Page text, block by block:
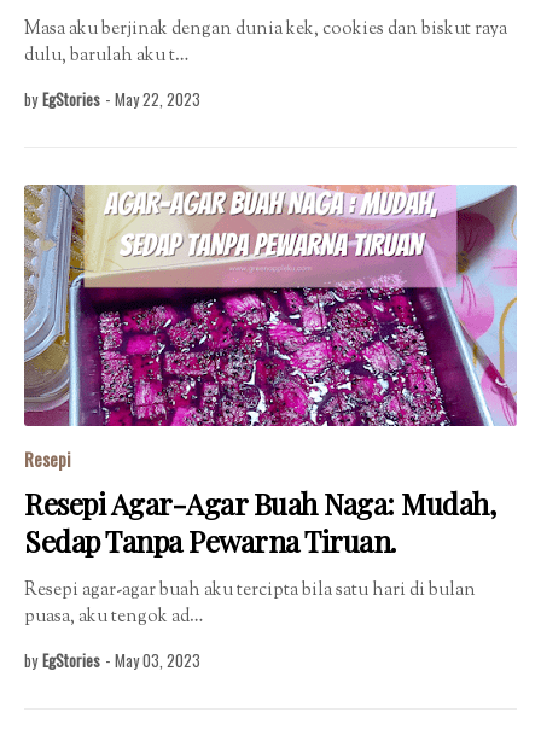
Masa aku berjinak dengan dunia kek, cookies dan biskut raya
dulu, barulah aku t…
by EgStories - May 22, 2023
Resepi
Resepi Agar-Agar Buah Naga: Mudah,
Sedap Tanpa Pewarna Tiruan.
Resepi agar-agar buah aku tercipta bila satu hari di bulan
puasa, aku tengok ad…
by EgStories - May 03, 2023